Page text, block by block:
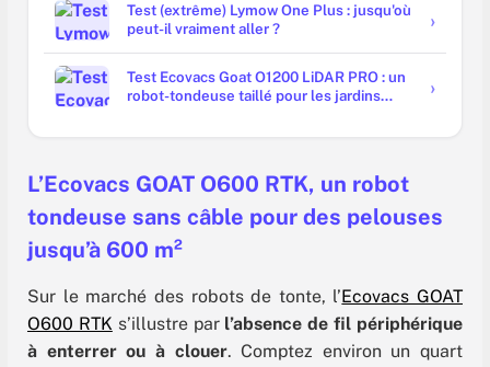
Test (extrême) Lymow One Plus : jusqu'où
peut-il vraiment aller ?
Test Ecovacs Goat O1200 LiDAR PRO : un
robot-tondeuse taillé pour les jardins
L’Ecovacs GOAT O600 RTK, un robot
tondeuse sans câble pour des pelouses
jusqu’à 600 m²
Sur le marché des robots de tonte, l’Ecovacs GOAT
O600 RTK s’illustre par l’absence de fil périphérique
à enterrer ou à clouer. Comptez environ un quart